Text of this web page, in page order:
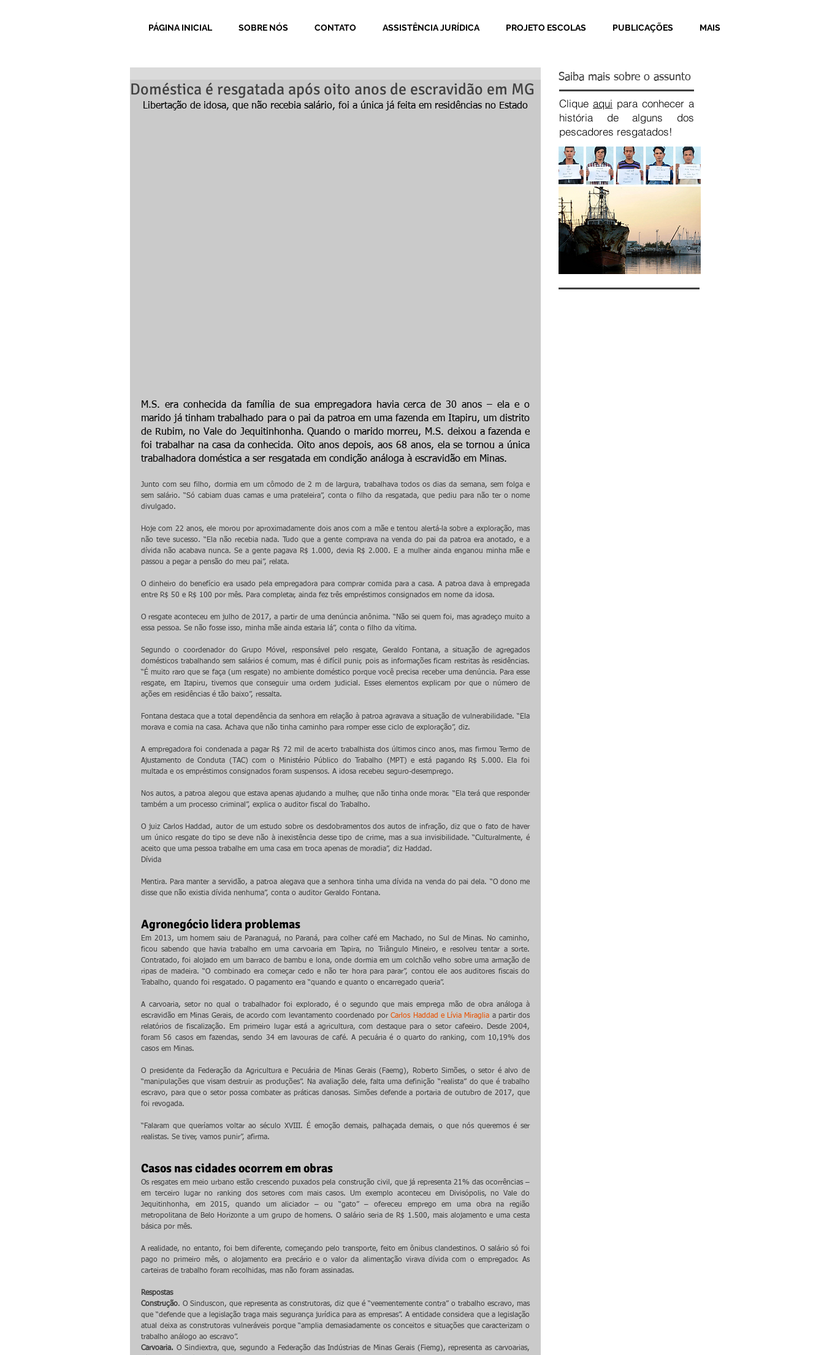
PÁGINA INICIAL SOBRE NÓS CONTATO ASSISTÊNCIA JURÍDICA PROJETO ESCOLAS PUBLICAÇÕES MAIS
Doméstica é resgatada após oito anos de escravidão em MG
Libertação de idosa, que não recebia salário, foi a única já feita em residências no Estado
M.S. era conhecida da família de sua empregadora havia cerca de 30 anos – ela e o
marido já tinham trabalhado para o pai da patroa em uma fazenda em Itapiru, um distrito
de Rubim, no Vale do Jequitinhonha. Quando o marido morreu, M.S. deixou a fazenda e
foi trabalhar na casa da conhecida. Oito anos depois, aos 68 anos, ela se tornou a única
trabalhadora doméstica a ser resgatada em condição análoga à escravidão em Minas.
Junto com seu filho, dormia em um cômodo de 2 m de largura, trabalhava todos os dias da semana, sem folga e
sem salário. “Só cabiam duas camas e uma prateleira”, conta o filho da resgatada, que pediu para não ter o nome
divulgado.
Hoje com 22 anos, ele morou por aproximadamente dois anos com a mãe e tentou alertá-la sobre a exploração, mas
não teve sucesso. “Ela não recebia nada. Tudo que a gente comprava na venda do pai da patroa era anotado, e a
dívida não acabava nunca. Se a gente pagava R$ 1.000, devia R$ 2.000. E a mulher ainda enganou minha mãe e
passou a pegar a pensão do meu pai”, relata.
O dinheiro do benefício era usado pela empregadora para comprar comida para a casa. A patroa dava à empregada
entre R$ 50 e R$ 100 por mês. Para completar, ainda fez três empréstimos consignados em nome da idosa.
O resgate aconteceu em julho de 2017, a partir de uma denúncia anônima. “Não sei quem foi, mas agradeço muito a
essa pessoa. Se não fosse isso, minha mãe ainda estaria lá”, conta o filho da vítima.
Segundo o coordenador do Grupo Móvel, responsável pelo resgate, Geraldo Fontana, a situação de agregados
domésticos trabalhando sem salários é comum, mas é difícil punir, pois as informações ficam restritas às residências.
“É muito raro que se faça (um resgate) no ambiente doméstico porque você precisa receber uma denúncia. Para esse
resgate, em Itapiru, tivemos que conseguir uma ordem judicial. Esses elementos explicam por que o número de
ações em residências é tão baixo”, ressalta.
Fontana destaca que a total dependência da senhora em relação à patroa agravava a situação de vulnerabilidade. “Ela
morava e comia na casa. Achava que não tinha caminho para romper esse ciclo de exploração”, diz.
A empregadora foi condenada a pagar R$ 72 mil de acerto trabalhista dos últimos cinco anos, mas firmou Termo de
Ajustamento de Conduta (TAC) com o Ministério Público do Trabalho (MPT) e está pagando R$ 5.000. Ela foi
multada e os empréstimos consignados foram suspensos. A idosa recebeu seguro-desemprego.
Nos autos, a patroa alegou que estava apenas ajudando a mulher, que não tinha onde morar. “Ela terá que responder
também a um processo criminal”, explica o auditor fiscal do Trabalho.
O juiz Carlos Haddad, autor de um estudo sobre os desdobramentos dos autos de infração, diz que o fato de haver
um único resgate do tipo se deve não à inexistência desse tipo de crime, mas a sua invisibilidade. “Culturalmente, é
aceito que uma pessoa trabalhe em uma casa em troca apenas de moradia”, diz Haddad.
Dívida
Mentira. Para manter a servidão, a patroa alegava que a senhora tinha uma dívida na venda do pai dela. “O dono me
disse que não existia dívida nenhuma”, conta o auditor Geraldo Fontana.
Agronegócio lidera problemas
Em 2013, um homem saiu de Paranaguá, no Paraná, para colher café em Machado, no Sul de Minas. No caminho,
ficou sabendo que havia trabalho em uma carvoaria em Tapira, no Triângulo Mineiro, e resolveu tentar a sorte.
Contratado, foi alojado em um barraco de bambu e lona, onde dormia em um colchão velho sobre uma armação de
ripas de madeira. “O combinado era começar cedo e não ter hora para parar”, contou ele aos auditores fiscais do
Trabalho, quando foi resgatado. O pagamento era “quando e quanto o encarregado queria”.
A carvoaria, setor no qual o trabalhador foi explorado, é o segundo que mais emprega mão de obra análoga à
escravidão em Minas Gerais, de acordo com levantamento coordenado por Carlos Haddad e Lívia Miraglia a partir dos
relatórios de fiscalização. Em primeiro lugar está a agricultura, com destaque para o setor cafeeiro. Desde 2004,
foram 56 casos em fazendas, sendo 34 em lavouras de café. A pecuária é o quarto do ranking, com 10,19% dos
casos em Minas.
O presidente da Federação da Agricultura e Pecuária de Minas Gerais (Faemg), Roberto Simões, o setor é alvo de
“manipulações que visam destruir as produções”. Na avaliação dele, falta uma definição “realista” do que é trabalho
escravo, para que o setor possa combater as práticas danosas. Simões defende a portaria de outubro de 2017, que
foi revogada.
“Falaram que queríamos voltar ao século XVIII. É emoção demais, palhaçada demais, o que nós queremos é ser
realistas. Se tiver, vamos punir”, afirma.
Casos nas cidades ocorrem em obras
Os resgates em meio urbano estão crescendo puxados pela construção civil, que já representa 21% das ocorrências –
em terceiro lugar no ranking dos setores com mais casos. Um exemplo aconteceu em Divisópolis, no Vale do
Jequitinhonha, em 2015, quando um aliciador – ou “gato” – ofereceu emprego em uma obra na região
metropolitana de Belo Horizonte a um grupo de homens. O salário seria de R$ 1.500, mais alojamento e uma cesta
básica por mês.
A realidade, no entanto, foi bem diferente, começando pelo transporte, feito em ônibus clandestinos. O salário só foi
pago no primeiro mês, o alojamento era precário e o valor da alimentação virava dívida com o empregador. As
carteiras de trabalho foram recolhidas, mas não foram assinadas.
Respostas
Construção. O Sinduscon, que representa as construtoras, diz que é “veementemente contra” o trabalho escravo, mas
que “defende que a legislação traga mais segurança jurídica para as empresas”. A entidade considera que a legislação
atual deixa as construtoras vulneráveis porque “amplia demasiadamente os conceitos e situações que caracterizam o
trabalho análogo ao escravo”.
Carvoaria. O Sindiextra, que, segundo a Federação das Indústrias de Minas Gerais (Fiemg), representa as carvoarias,
Saiba mais sobre o assunto
Clique aqui para conhecer a
história de alguns dos
pescadores resgatados!
Recent Posts